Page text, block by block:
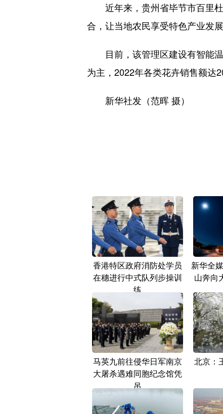
近年来，贵州省毕节市百里杜
合，让当地农民享受特色产业发
目前，该管理区建设有智能温
为主，2022年各类花卉销售额达
新华社发（范晖 摄）
香港特区政府消防处学员
在穗进行中式队列步操训
练
新华全
山奔向
马英九前往侵华日军南京
大屠杀遇难同胞纪念馆凭
吊
北京：